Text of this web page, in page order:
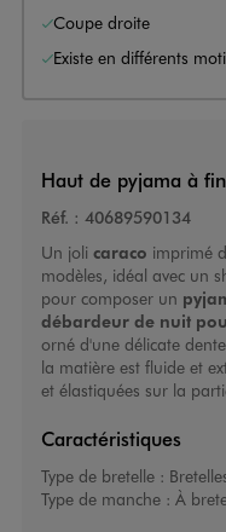
Coupe droite
Existe en différents
Haut de pyjama à
Réf. : 40689590134
Un joli caraco imprimé
modèles, idéal avec un
pour composer un
débardeur de nuit
orné d'une délicate
la matière est fluide et
et élastiquées sur la
Caractéristiques
Type de bretelle :
Type de manche : À